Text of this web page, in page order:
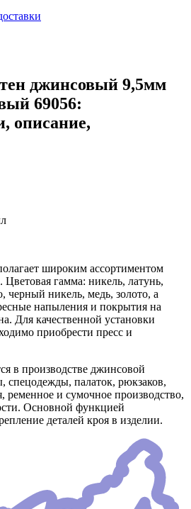
джинсовый 9,5мм
69056:
описание,
широким ассортиментом
гамма: никель, латунь,
черный никель, медь, золото, а
напыления и покрытия на
Для качественной установки
приобрести пресс и
в производстве джинсовой
спецодежды, палаток, рюкзаков,
ременное и сумочное производство,
Основной функцией
деталей кроя в изделии.